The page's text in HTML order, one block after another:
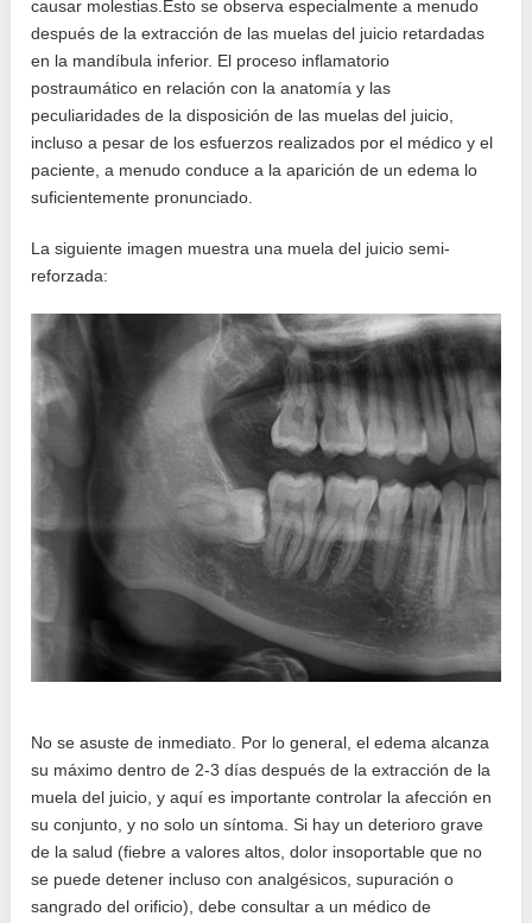
causar molestias.Esto se observa especialmente a menudo
después de la extracción de las muelas del juicio retardadas
en la mandíbula inferior. El proceso inflamatorio
postraumático en relación con la anatomía y las
peculiaridades de la disposición de las muelas del juicio,
incluso a pesar de los esfuerzos realizados por el médico y el
paciente, a menudo conduce a la aparición de un edema lo
suficientemente pronunciado.
La siguiente imagen muestra una muela del juicio semi-
reforzada:
No se asuste de inmediato. Por lo general, el edema alcanza
su máximo dentro de 2-3 días después de la extracción de la
muela del juicio, y aquí es importante controlar la afección en
su conjunto, y no solo un síntoma. Si hay un deterioro grave
de la salud (fiebre a valores altos, dolor insoportable que no
se puede detener incluso con analgésicos, supuración o
sangrado del orificio), debe consultar a un médico de